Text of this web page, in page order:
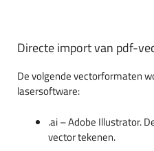
Directe import van pdf-
De volgende vectorformaten
lasersoftware:
.ai – Adobe Illustrator.
vector tekenen.